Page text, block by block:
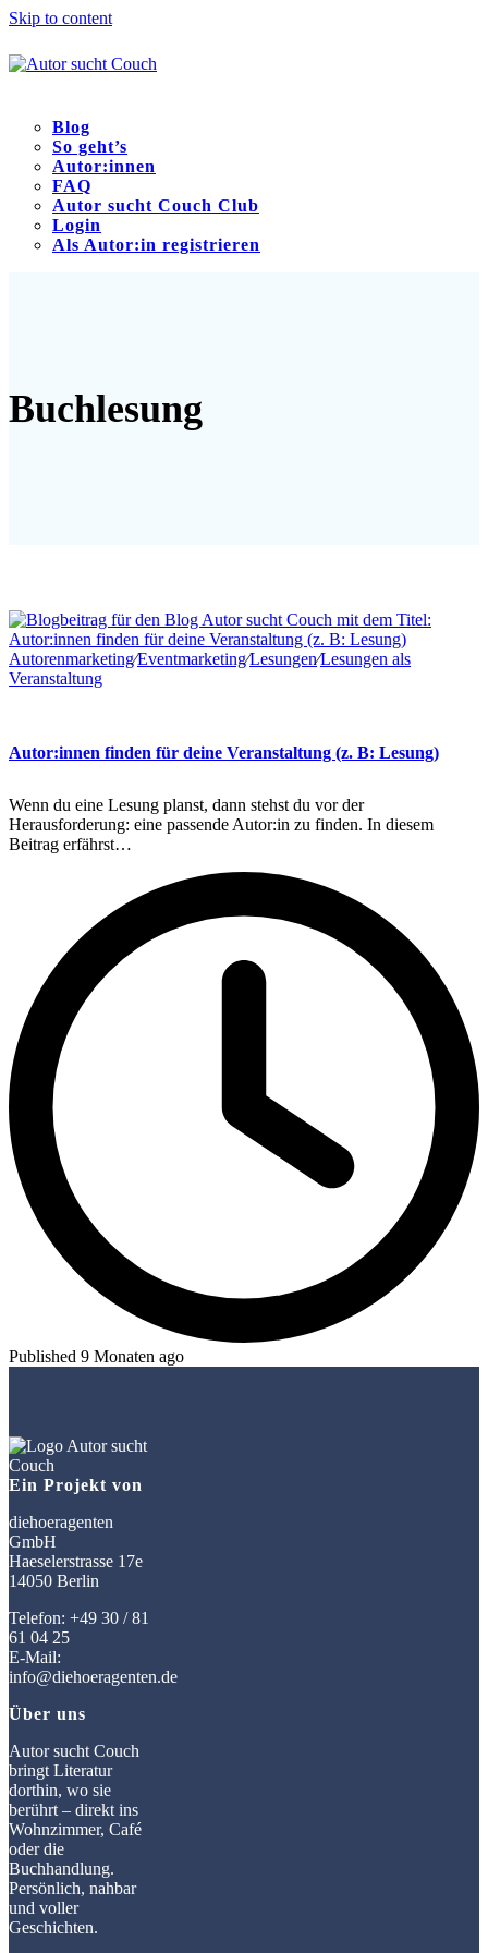
Skip to content
Blog
So geht’s
Autor:innen
FAQ
Autor sucht Couch Club
Login
Als Autor:in registrieren
Buchlesung
Autorenmarketing∕Eventmarketing∕Lesungen∕Lesungen als
Veranstaltung
Autor:innen finden für deine Veranstaltung (z. B: Lesung)
Wenn du eine Lesung planst, dann stehst du vor der
Herausforderung: eine passende Autor:in zu finden. In diesem
Beitrag erfährst…
Published 9 Monaten ago
Ein Projekt von
diehoeragenten
GmbH
Haeselerstrasse 17e
14050 Berlin
Telefon: +49 30 / 81
61 04 25
E-Mail:
info@diehoeragenten.de
Über uns
Autor sucht Couch
bringt Literatur
dorthin, wo sie
berührt – direkt ins
Wohnzimmer, Café
oder die
Buchhandlung.
Persönlich, nahbar
und voller
Geschichten.